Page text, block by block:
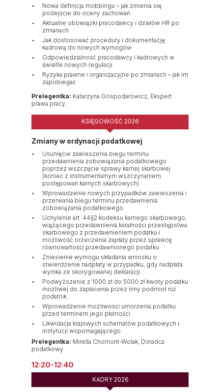
Nowa definicja mobbingu – jak zmienia się
podejście do oceny zachowań
Aktualne obowiązki pracodawcy i działów HR po
zmianach
Jak dostosować procedury i dokumentację
kadrową do nowych wymogów
Odpowiedzialność pracodawcy i kadrowych w
świetle nowych regulacji
Ryzyka prawne i organizacyjne po zmianach – jak im
zapobiegać
Prelegentka: Katarzyna Gospodarowicz, Ekspert
prawa pracy
Zmiany w ordynacji podatkowej
Usunięcie zawieszenia biegu terminu
przedawnienia zobowiązania podatkowego
poprzez wszczęcie sprawy karnej skarbowej
(koniec z instrumentalnym wszczynaniem
postępowań karnych skarbowych)
Wprowadzenie nowych przypadków zawieszenia i
przerwania biegu terminu przedawnienia
zobowiązania podatkowego
Uchylenie art. 44§2 kodeksu karnego skarbowego,
wiążącego przedawnienia karalności przestępstwa
skarbowego z przedawnieniem podatku i
możliwość orzeczenia zapłaty przez sprawcę
równowartości przedawnionego podatku
Zniesienie wymogu składania wniosku o
stwierdzenie nadpłaty w przypadku, gdy nadpłata
wynika ze skorygowanej deklaracji.
Podwyższenie z 1000 zł do 5000 zł kwoty podatku
możliwej do zapłacenia przez inny podmiot niż
podatnik
Wprowadzenie możliwości umorzenia podatku
przed terminem jego płatności.
Likwidacja krajowych schematów podatkowych i
instytucji wspomagającego
Prelegentka: Mirella Chomont-Wolak, Doradca
podatkowy
KSIĘGOWOŚĆ 2026
12:20-12:40
KADRY 2026